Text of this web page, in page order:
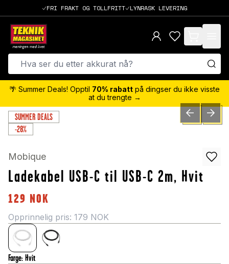
FRI FRAKT OG TOLLFRITT LYNRASK LEVERING
items in cart,
🌴 Summer Deals! Opptil 70% rabatt på dingser du ikke visste
at du trengte →
SUMMER DEALS
-28%
0/3 PREVIOUSNEXT
Mobique
Ladekabel USB-C til USB-C 2m, Hvit
129 NOK
Opprinnelig pris: 179 NOK
Farge: Hvit